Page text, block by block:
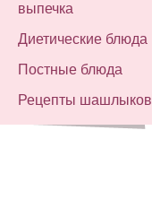
выпечка
Диетические блюда
Постные блюда
Рецепты шашлыков